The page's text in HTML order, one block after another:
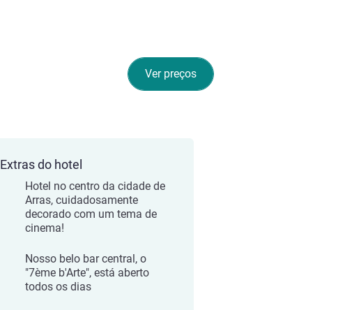
Ver preços
Extras do hotel
Hotel no centro da cidade de
Arras, cuidadosamente
decorado com um tema de
cinema!
Nosso belo bar central, o
"7ème b'Arte", está aberto
todos os dias